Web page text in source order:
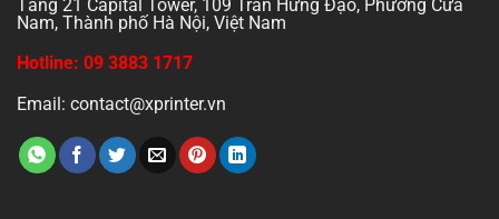
Tầng 21 Capital Tower, 109 Trần Hưng Đạo, Phường Cửa
Nam, Thành phố Hà Nội, Việt Nam
Hotline: 09 3883 1717
Email: contact@xprinter.vn